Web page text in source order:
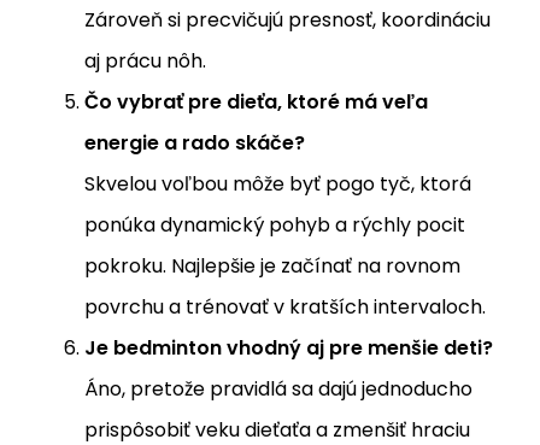
Zároveň si precvičujú presnosť, koordináciu
aj prácu nôh.
Čo vybrať pre dieťa, ktoré má veľa
energie a rado skáče?
Skvelou voľbou môže byť pogo tyč, ktorá
ponúka dynamický pohyb a rýchly pocit
pokroku. Najlepšie je začínať na rovnom
povrchu a trénovať v kratších intervaloch.
Je bedminton vhodný aj pre menšie deti?
Áno, pretože pravidlá sa dajú jednoducho
prispôsobiť veku dieťaťa a zmenšiť hraciu